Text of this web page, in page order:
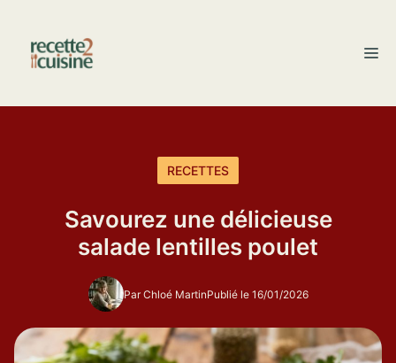
contenu
RECETTES
Savourez une délicieuse
salade lentilles poulet
Par Chloé MartinPublié le 16/01/2026